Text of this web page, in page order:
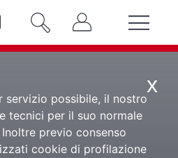
x
servizio possibile, il nostro
tecnici per il suo normale
previo consenso
cookie di profilazione